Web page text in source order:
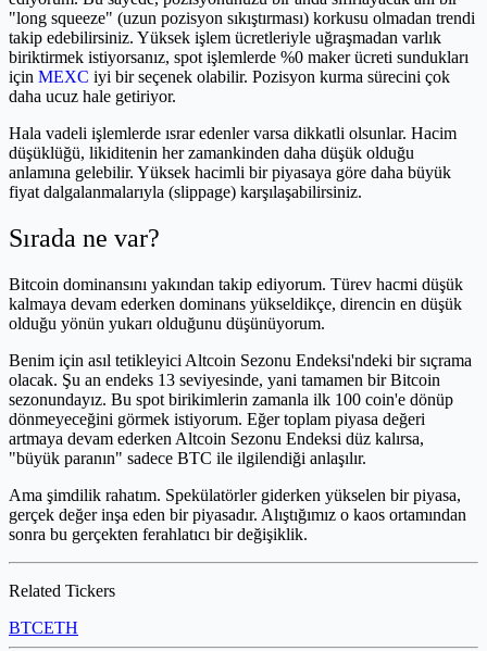
"long squeeze" (uzun pozisyon sıkıştırması) korkusu olmadan trendi
takip edebilirsiniz. Yüksek işlem ücretleriyle uğraşmadan varlık
biriktirmek istiyorsanız, spot işlemlerde %0 maker ücreti sundukları
için MEXC iyi bir seçenek olabilir. Pozisyon kurma sürecini çok
daha ucuz hale getiriyor.
Hala vadeli işlemlerde ısrar edenler varsa dikkatli olsunlar. Hacim
düşüklüğü, likiditenin her zamankinden daha düşük olduğu
anlamına gelebilir. Yüksek hacimli bir piyasaya göre daha büyük
fiyat dalgalanmalarıyla (slippage) karşılaşabilirsiniz.
Sırada ne var?
Bitcoin dominansını yakından takip ediyorum. Türev hacmi düşük
kalmaya devam ederken dominans yükseldikçe, direncin en düşük
olduğu yönün yukarı olduğunu düşünüyorum.
Benim için asıl tetikleyici Altcoin Sezonu Endeksi'ndeki bir sıçrama
olacak. Şu an endeks 13 seviyesinde, yani tamamen bir Bitcoin
sezonundayız. Bu spot birikimlerin zamanla ilk 100 coin'e dönüp
dönmeyeceğini görmek istiyorum. Eğer toplam piyasa değeri
artmaya devam ederken Altcoin Sezonu Endeksi düz kalırsa,
"büyük paranın" sadece BTC ile ilgilendiği anlaşılır.
Ama şimdilik rahatım. Spekülatörler giderken yükselen bir piyasa,
gerçek değer inşa eden bir piyasadır. Alıştığımız o kaos ortamından
sonra bu gerçekten ferahlatıcı bir değişiklik.
Related Tickers
BTCETH